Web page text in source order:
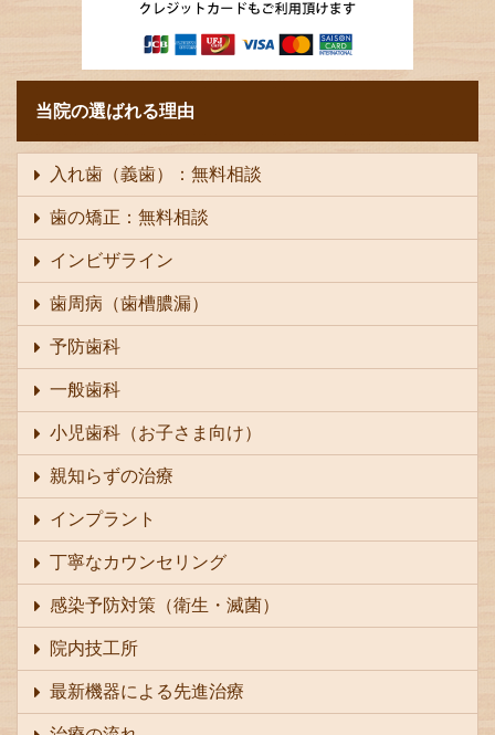
当院の選ばれる理由
入れ歯（義歯）：無料相談
歯の矯正：無料相談
インビザライン
歯周病（歯槽膿漏）
予防歯科
一般歯科
小児歯科（お子さま向け）
親知らずの治療
インプラント
丁寧なカウンセリング
感染予防対策（衛生・滅菌）
院内技工所
最新機器による先進治療